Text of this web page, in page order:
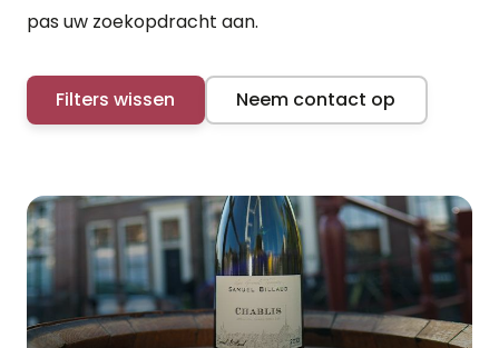
pas uw zoekopdracht aan.
Filters wissen Neem contact op